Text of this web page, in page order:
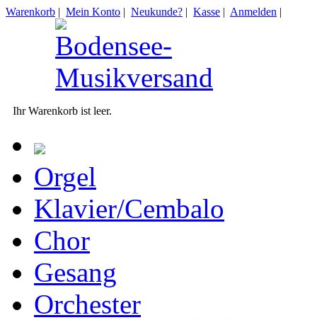
Warenkorb | Mein Konto | Neukunde? | Kasse | Anmelden |
Ihr Warenkorb ist leer.
Orgel
Klavier/Cembalo
Chor
Gesang
Orchester